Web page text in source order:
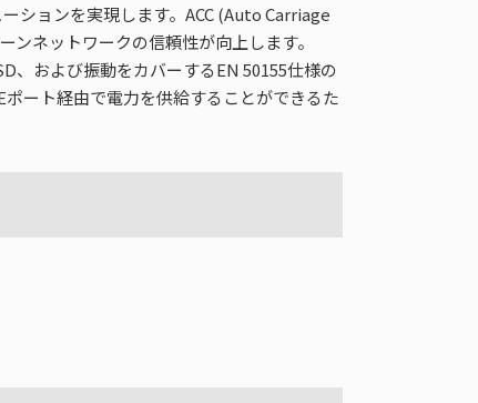
ションを実現します。ACC (Auto Carriage
ネットワークの信頼性が向上します。
、および振動をカバーするEN 50155仕様の
ート経由で電力を供給することができるた